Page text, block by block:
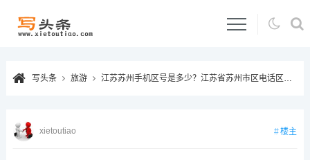
写头条 旅游 江苏苏州手机区号是多少？江苏省苏州市区电话区号是什么？
xietoutiao 楼主